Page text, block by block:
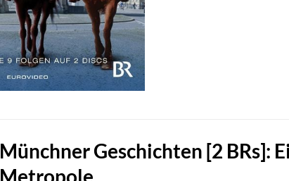
Münchner Geschichten [2 BRs]: